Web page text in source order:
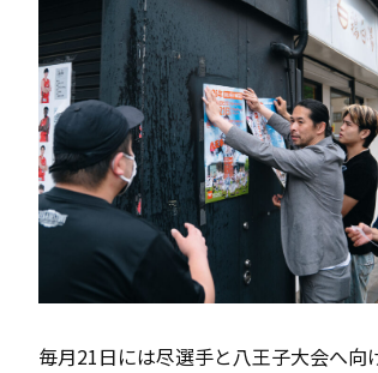
毎月21日には尽選手と八王子大会へ